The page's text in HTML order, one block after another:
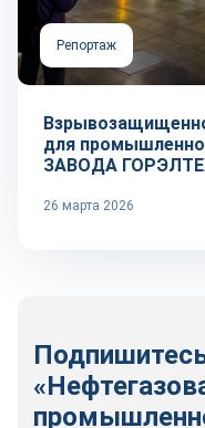
Репортаж
для
ЗАВОДА
26 марта 2026